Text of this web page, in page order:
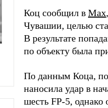
Коц сообщил в Max
Чувашии, целью
В результате
по объекту была
По данным Коца,
наносила удар в
шесть FP-5, однако